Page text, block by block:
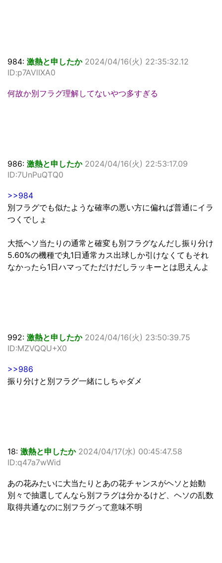
984: 激熱と申したか 2024/04/16(火) 22:35:32.12
ID:p7AVlIXA0
何故か別フラグ理解してないやつ多すぎる
986: 激熱と申したか 2024/04/16(火) 22:53:17.09
ID:7UnPuQTQ0
>>984
別フラグでも似たような確率の悪い方に偏れば普通にイラ
つくでしょ
大抵ヘソ当たりの通常と確変も別フラグなんだし振り分け
5.60%の機種で丸1日通常カス出球しか引けなくてもそれ
なかったら1日ハマってただけだしラッキーとは思えんよ
992: 激熱と申したか 2024/04/16(火) 23:50:39.75
ID:MZVQQU+X0
>>986
振り分けと別フラグ一緒にしちゃダメ
18: 激熱と申したか 2024/04/17(水) 00:45:47.58
ID:q47a7wWid
あの花みたいに大当たりとあの花チャンスがヘソと始動
別々で抽選してんなら別フラグは分かるけど、ヘソの乱数
取得共通なのに別フラグって意味不明